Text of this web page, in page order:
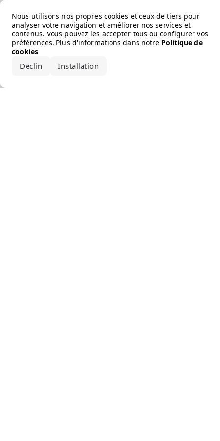
Nous utilisons nos propres cookies et ceux de tiers pour
analyser votre navigation et améliorer nos services et
contenus. Vous pouvez les accepter tous ou configurer vos
préférences. Plus d'informations dans notre Politique de
cookies
Déclin Installation
Error loading the brand